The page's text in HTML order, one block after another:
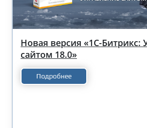
Новая версия «1С-Битрикс:
сайтом 18.0»
Подробнее